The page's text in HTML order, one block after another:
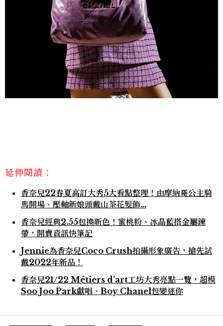
延伸閱讀：
香奈兒22春夏高訂大秀5大看點整理！由摩納哥公主騎
馬開場、壓軸新娘頭戴山茶花髮飾…
香奈兒經典2.55包換新色！蜜桃粉、冰晶藍搭金屬鍊
帶，開賣資訊快筆記
Jennie為香奈兒Coco Crush拍攝形象廣告，搶先試
戴2022年新品！
香奈兒21/22 Métiers d’art工坊大秀亮點一覽，超模
Soo Joo Park獻唱、Boy Chanel包變迷你